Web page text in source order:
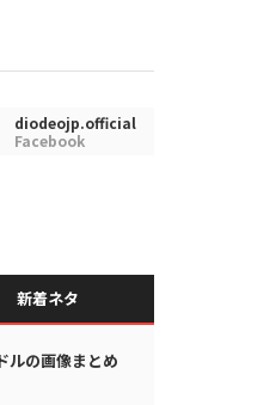
diodeojp.official
Facebook
新着ネタ
ルの画像まとめ